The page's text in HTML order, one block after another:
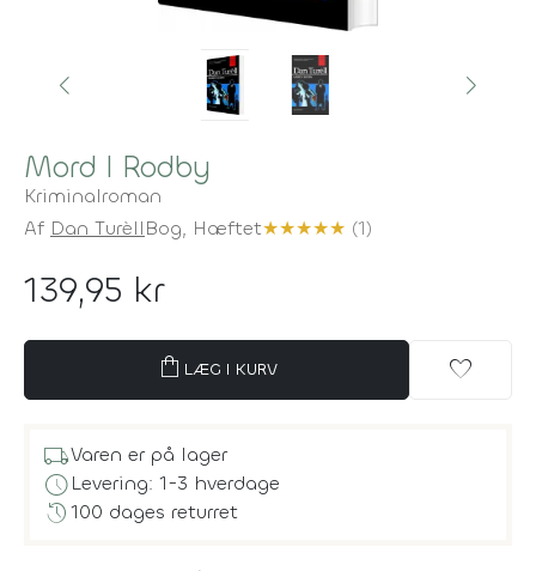
Mord I Rodby
Kriminalroman
Af Dan TurèllBog, Hæftet★★★★★ (1)
139,95 kr
shopping_bag LÆG I KURV favorite
local_shippingVaren er på lager
scheduleLevering: 1-3 hverdage
history100 dages returret